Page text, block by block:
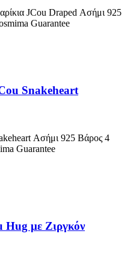
JCou Draped Ασήμι 925
Guarantee
Snakeheart
Ασήμι 925 Βάρος 4
Guarantee
Hug με Ζιργκόν